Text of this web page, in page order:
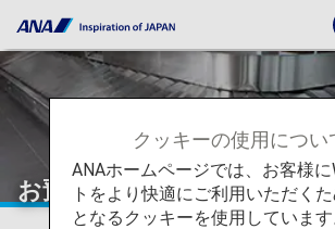
お預かりする手荷物
クッキーの使用につい
ANAホームページでは、お客様に
トをより快適にご利用いただく
となるクッキーを使用していま